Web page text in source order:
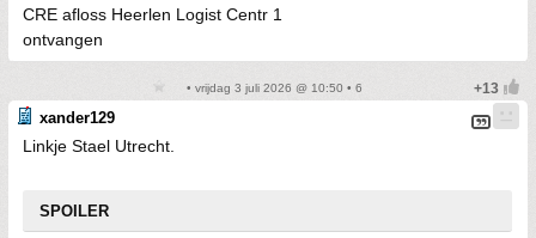
CRE afloss Heerlen Logist Centr 1
ontvangen
• vrijdag 3 juli 2026 @ 10:50 • 6
xander129
Linkje Stael Utrecht.
SPOILER